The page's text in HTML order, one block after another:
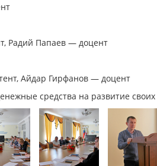
Радий Папаев — доцент
Айдар Гирфанов — доцент
средства на развитие своих